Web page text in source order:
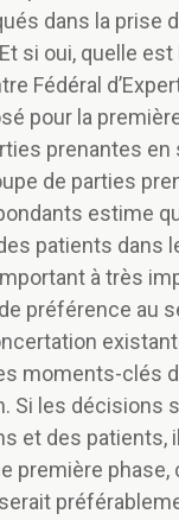
dans la prise
si oui, quelle est
Fédéral
pour la
prenantes en
de parties
estime
patients dans
à très
préférence au
moments-clés
Si les décisions
et des patients,
première phase,